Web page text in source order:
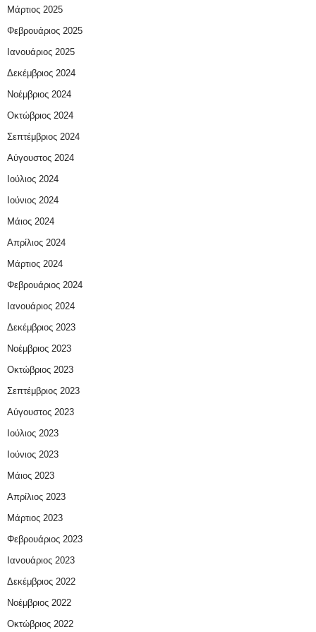
Μάρτιος 2025
Φεβρουάριος 2025
Ιανουάριος 2025
Δεκέμβριος 2024
Νοέμβριος 2024
Οκτώβριος 2024
Σεπτέμβριος 2024
Αύγουστος 2024
Ιούλιος 2024
Ιούνιος 2024
Μάιος 2024
Απρίλιος 2024
Μάρτιος 2024
Φεβρουάριος 2024
Ιανουάριος 2024
Δεκέμβριος 2023
Νοέμβριος 2023
Οκτώβριος 2023
Σεπτέμβριος 2023
Αύγουστος 2023
Ιούλιος 2023
Ιούνιος 2023
Μάιος 2023
Απρίλιος 2023
Μάρτιος 2023
Φεβρουάριος 2023
Ιανουάριος 2023
Δεκέμβριος 2022
Νοέμβριος 2022
Οκτώβριος 2022